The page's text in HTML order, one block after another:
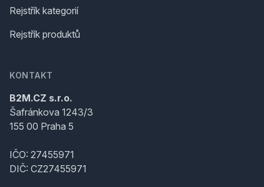
Rejstřík kategorií
Rejstřík produktů
KONTAKT
B2M.CZ s.r.o.
Šafránkova 1243/3
155 00 Praha 5
IČO: 27455971
DIČ: CZ27455971